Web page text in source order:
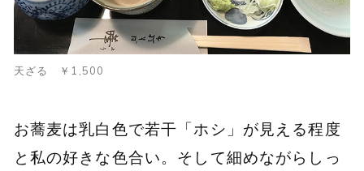
天ざる ￥1,500
お蕎麦は乳白色で若干「ホシ」が見える程度
と私の好きな色合い。そして細めながらしっ